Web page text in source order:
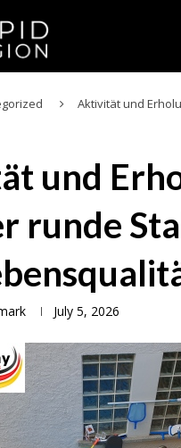
Aktivität und
und
runde
July 5, 2026